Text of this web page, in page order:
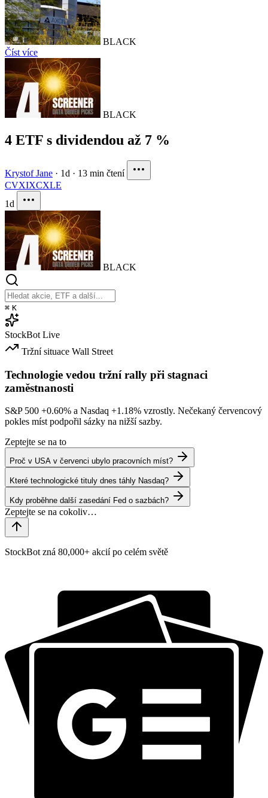
BLACK
Číst více
BLACK
4 ETF s dividendou až 7 %
Krystof Jane · 1d · 13 min čtení
CVXIXCXLE
1d
BLACK
⌘ K
StockBot Live
Tržní situace Wall Street
Technologie vedou tržní rally při stagnaci
zaměstnanosti
S&P 500 +0.60% a Nasdaq +1.18% vzrostly. Nečekaný červencový
pokles míst podpořil sázky na nižší sazby.
Zeptejte se na to
Proč v USA v červenci ubylo pracovních míst?
Které technologické tituly dnes táhly Nasdaq?
Kdy proběhne další zasedání Fed o sazbách?
StockBot zná 80,000+ akcií po celém světě